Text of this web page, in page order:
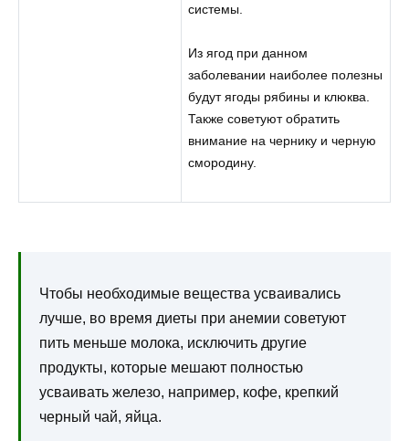
системы.
Из ягод при данном
заболевании наиболее полезны
будут ягоды рябины и клюква.
Также советуют обратить
внимание на чернику и черную
смородину.
Чтобы необходимые вещества усваивались
лучше, во время диеты при анемии советуют
пить меньше молока, исключить другие
продукты, которые мешают полностью
усваивать железо, например, кофе, крепкий
черный чай, яйца.